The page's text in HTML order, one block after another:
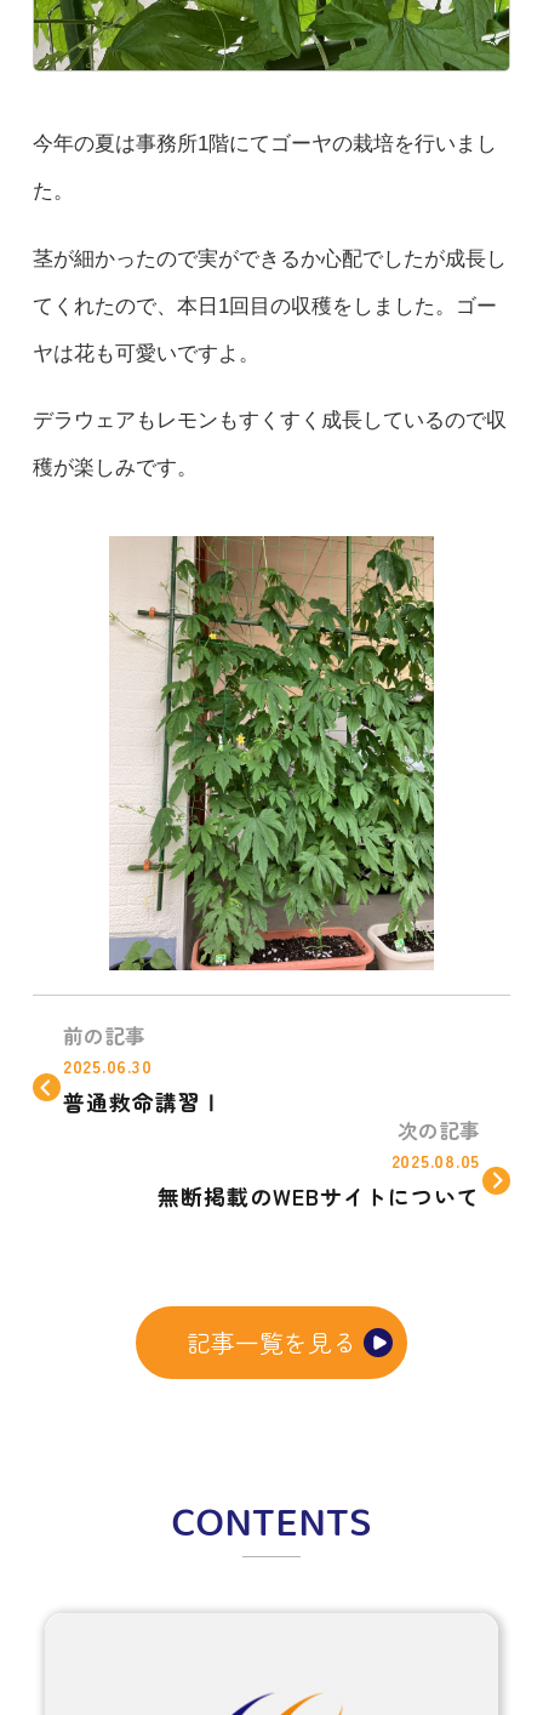
今年の夏は事務所1階にてゴーヤの栽培を行いまし
た。
茎が細かったので実ができるか心配でしたが成長し
てくれたので、本日1回目の収穫をしました。ゴー
ヤは花も可愛いですよ。
デラウェアもレモンもすくすく成長しているので収
穫が楽しみです。
前の記事
2025.06.30
普通救命講習Ⅰ
次の記事
2025.08.05
無断掲載のWEBサイトについて
記事一覧を見る
CONTENTS